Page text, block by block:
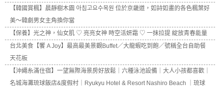
【韓國賞楓】晨靜樹木園 아침고요수목원 位於京畿道，如詩如畫的各色楓葉好
美～韓劇男女主角換你當
【保養】光之神，仙女肌 ♡ 亮亮女神 時空活妍霜 ♡ 一抹拉提 綻放青春能量
台北美食【饗 A Joy】最高最美景觀Buffet／大龍蝦吃到飽／號稱全台自助餐
天花板
【沖繩糸滿住宿】一望無際海景房好放鬆｜六種泳池設備｜大人小孩都喜歡｜
名城海灘琉球飯店&度假村｜Ryukyu Hotel & Resort Nashiro Beach ｜琉球